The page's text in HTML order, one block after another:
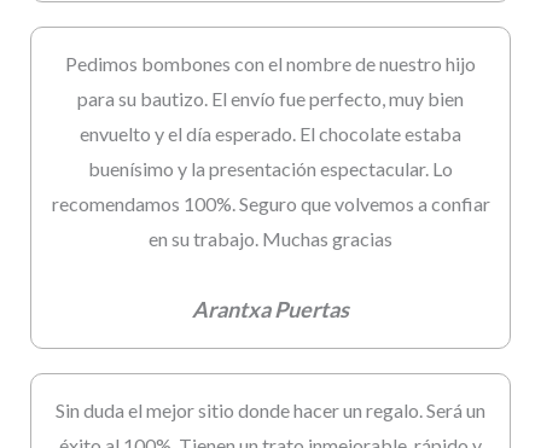
Pedimos bombones con el nombre de nuestro hijo
para su bautizo. El envío fue perfecto, muy bien
envuelto y el día esperado. El chocolate estaba
buenísimo y la presentación espectacular. Lo
recomendamos 100%. Seguro que volvemos a confiar
en su trabajo. Muchas gracias
Arantxa Puertas
Sin duda el mejor sitio donde hacer un regalo. Será un